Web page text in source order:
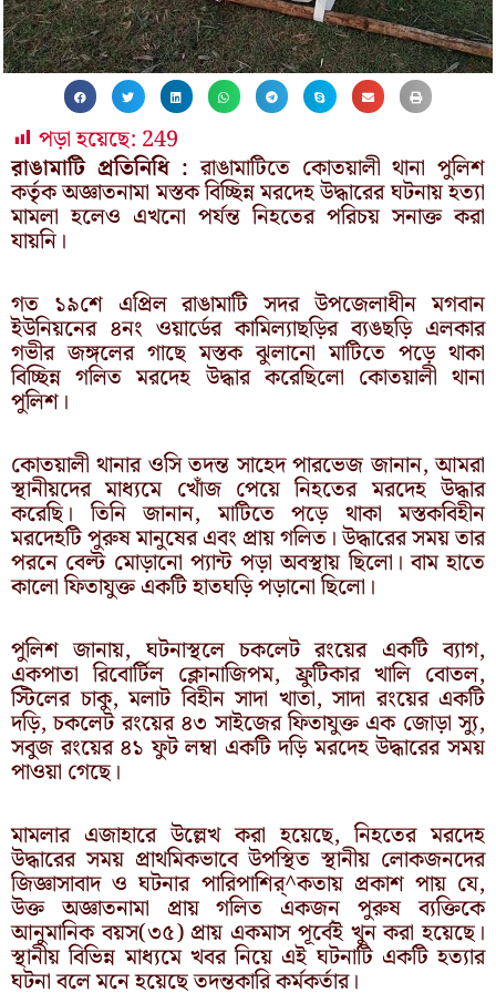
পড়া হয়েছে: 249
রাঙামাটি প্রতিনিধি :রাঙামাটিতে কোতয়ালী থানা পুলিশ
কর্তৃক অজ্ঞাতনামা মস্তক বিচ্ছিন্ন মরদেহ উদ্ধারের ঘটনায় হত্যা
মামলা হলেও এখনো পর্যন্ত নিহতের পরিচয় সনাক্ত করা
যায়নি।
গত ১৯শে এপ্রিল রাঙামাটি সদর উপজেলাধীন মগবান
ইউনিয়নের ৪নং ওয়ার্ডের কামিল্যাছড়ির ব্যঙছড়ি এলকার
গভীর জঙ্গলের গাছে মস্তক ঝুলানো মাটিতে পড়ে থাকা
বিচ্ছিন্ন গলিত মরদেহ উদ্ধার করেছিলো কোতয়ালী থানা
পুলিশ।
কোতয়ালী থানার ওসি তদন্ত সাহেদ পারভেজ জানান, আমরা
স্থানীয়দের মাধ্যমে খোঁজ পেয়ে নিহতের মরদেহ উদ্ধার
করেছি। তিনি জানান, মাটিতে পড়ে থাকা মস্তকবিহীন
মরদেহটি পুরুষ মানুষের এবং প্রায় গলিত। উদ্ধারের সময় তার
পরনে বেল্ট মোড়ানো প্যান্ট পড়া অবস্থায় ছিলো। বাম হাতে
কালো ফিতাযুক্ত একটি হাতঘড়ি পড়ানো ছিলো।
পুলিশ জানায়, ঘটনাস্থলে চকলেট রংয়ের একটি ব্যাগ,
একপাতা রিবোর্টিল ক্লোনাজিপম, ফ্রুটিকার খালি বোতল,
স্টিলের চাকু, মলাট বিহীন সাদা খাতা, সাদা রংয়ের একটি
দড়ি, চকলেট রংয়ের ৪৩ সাইজের ফিতাযুক্ত এক জোড়া স্যু,
সবুজ রংয়ের ৪১ ফুট লম্বা একটি দড়ি মরদেহ উদ্ধারের সময়
পাওয়া গেছে।
মামলার এজাহারে উল্লেখ করা হয়েছে, নিহতের মরদেহ
উদ্ধারের সময় প্রাথমিকভাবে উপস্থিত স্থানীয় লোকজনদের
জিজ্ঞাসাবাদ ও ঘটনার পারিপাশির্^কতায় প্রকাশ পায় যে,
উক্ত অজ্ঞাতনামা প্রায় গলিত একজন পুরুষ ব্যক্তিকে
আনুমানিক বয়স(৩৫) প্রায় একমাস পূর্বেই খুন করা হয়েছে।
স্থানীয় বিভিন্ন মাধ্যমে খবর নিয়ে এই ঘটনাটি একটি হত্যার
ঘটনা বলে মনে হয়েছে তদন্তকারি কর্মকর্তার।